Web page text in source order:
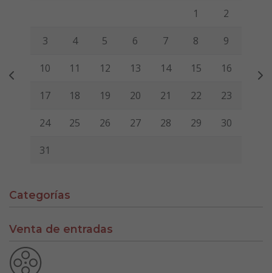
Viernes Sábado
1 2
3 4 5 6 7 8 9
10 11 12 13 14 15 16
17 18 19 20 21 22 23
24 25 26 27 28 29 30
31
Categorías
Venta de entradas